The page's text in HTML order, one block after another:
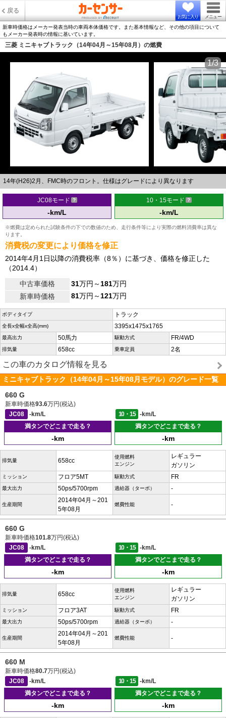
戻る
お気に入り メニュー
新車時価格はメーカー発表当時の車両本体価格です。また基本情報など、その他の項目について
もメーカー発表時の情報に基いています。
三菱 ミニキャブトラック（14年04月～15年08月）の燃費
14年(H26)2月、FMC時のフロント。仕様はグレードにより異なります
1/3
JC08モード
-km/L
10・15モード
-km/L
※燃費は定められた試験条件の下での数値のため、走行条件等により実際の燃料消費率は異な
ります。
消費税の変更により価格を修正
2014年4月1日以降の消費税率（8％）に基づき、価格を修正した
（2014.4）
中古車価格
31万円～181万円
新車時価格
81万円～121万円
ボディタイプ トラック
全長x全幅x全高(mm) 3395x1475x1765
最高出力 50馬力 駆動方式 FR/4WD
排気量 658cc 乗車定員 2名
この車のカタログ情報を見る
ミニキャブトラック（14年04月～15年08月モデル）のグレード一覧
660 G
新車時価格93.6万円(税込)
JC08
-km/L 10・15
-km/L
満タンでどこまで走る？
-km
満タンでどこまで走る？
-km
排気量 658cc
使用燃料
エンジン
レギュラー
ガソリン
ミッション フロア5MT 駆動方式 FR
最大出力 50ps/5700rpm 過給器（ターボ） -
生産期間
2014年04月～201
5年08月
燃費性能 -
660 G
新車時価格101.8万円(税込)
JC08
-km/L 10・15
-km/L
満タンでどこまで走る？
-km
満タンでどこまで走る？
-km
排気量 658cc
使用燃料
エンジン
レギュラー
ガソリン
ミッション フロア3AT 駆動方式 FR
最大出力 50ps/5700rpm 過給器（ターボ） -
生産期間
2014年04月～201
5年08月
燃費性能 -
660 M
新車時価格80.7万円(税込)
JC08
-km/L 10・15
-km/L
満タンでどこまで走る？
-km
満タンでどこまで走る？
-km